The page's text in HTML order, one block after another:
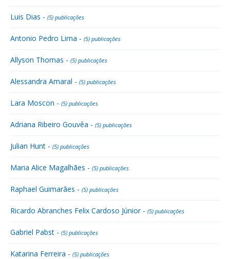
Luis Dias - (5) publicações
Antonio Pedro Lima - (5) publicações
Allyson Thomas - (5) publicações
Alessandra Amaral - (5) publicações
Lara Moscon - (5) publicações
Adriana Ribeiro Gouvêa - (5) publicações
Julian Hunt - (5) publicações
Maria Alice Magalhães - (5) publicações
Raphael Guimarães - (5) publicações
Ricardo Abranches Felix Cardoso Júnior - (5) publicações
Gabriel Pabst - (5) publicações
Katarina Ferreira - (5) publicações